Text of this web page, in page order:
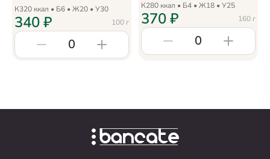
К320 ккал • Б6 • Ж20 • У30
100 г
340₽
0
К280 ккал • Б4 • Ж18 • У25
160 г
370₽
0